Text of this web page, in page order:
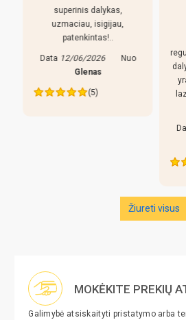
superinis dalykas,
uzmaciau, isigijau,
patenkintas!..
Data12/06/2026
Nuo
Glenas
(5)
Žiureti visus
MOKĖKITE PREKIŲ
Galimybė atsiskaityti pristatymo arba